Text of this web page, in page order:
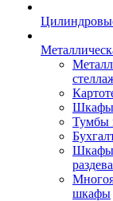
Шкафы
Тумбы
Шкафы
шкафы